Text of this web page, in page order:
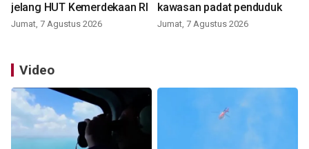
jelang HUT Kemerdekaan RI
Jumat, 7 Agustus 2026
kawasan padat penduduk
Jumat, 7 Agustus 2026
Video